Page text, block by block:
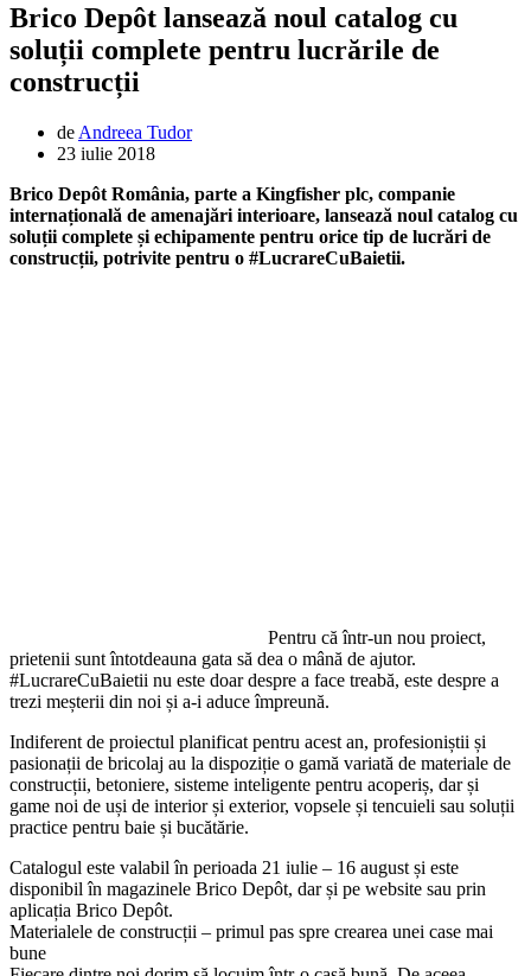
Brico Depôt lansează noul catalog cu
soluții complete pentru lucrările de
construcții
de Andreea Tudor
23 iulie 2018
Brico Depôt România, parte a Kingfisher plc, companie
internațională de amenajări interioare, lansează noul catalog cu
soluții complete și echipamente pentru orice tip de lucrări de
construcții, potrivite pentru o #LucrareCuBaietii.
Pentru că într-un nou proiect,
prietenii sunt întotdeauna gata să dea o mână de ajutor.
#LucrareCuBaietii nu este doar despre a face treabă, este despre a
trezi meșterii din noi și a-i aduce împreună.
Indiferent de proiectul planificat pentru acest an, profesioniștii și
pasionații de bricolaj au la dispoziție o gamă variată de materiale de
construcții, betoniere, sisteme inteligente pentru acoperiș, dar și
game noi de uși de interior și exterior, vopsele și tencuieli sau soluții
practice pentru baie și bucătărie.
Catalogul este valabil în perioada 21 iulie – 16 august și este
disponibil în magazinele Brico Depôt, dar și pe website sau prin
aplicația Brico Depôt.
Materialele de construcții – primul pas spre crearea unei case mai
bune